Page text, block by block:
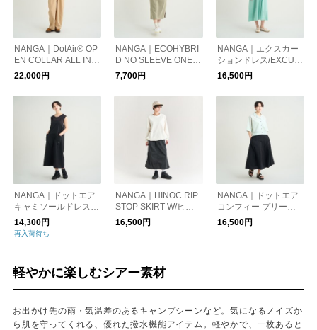
NANGA｜DotAir® OP
EN COLLAR ALL IN O
NE W/ドットエア® オ
ープンカラーオールイ
ンワン（ ウィメン
22,000円
NANGA｜ECOHYBRI
D NO SLEEVE ONEPI
ECE/エコハイブリッ
ドノースリーブワンピ
ース
7,700円
NANGA｜エクスカー
ションドレス/EXCUR
SION DRESS
16,500円
NANGA｜ドットエア
キャミソールドレス/D
otAir CAMISOLE DRE
SS
14,300円
再入荷待ち
NANGA｜HINOC RIP
STOP SKIRT W/ヒノ
ックリップストップ
スカート（ウィメン
16,500円
NANGA｜ドットエア
コンフィー プリーツ
スカート （ウィメン
ズ）/DotAir COMFY P
16,500円
軽やかに楽しむシアー素材
お出かけ先の雨・気温差のあるキャンプシーンなど。気になるノイズか
ら肌を守ってくれる、優れた撥水機能アイテム。軽やかで、一枚あると